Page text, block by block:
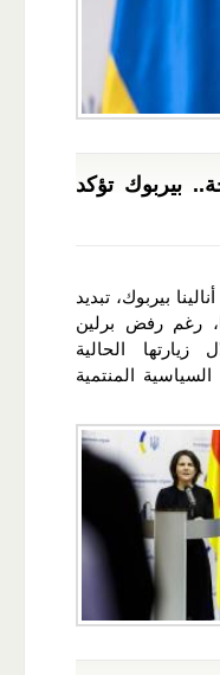
بيربوك تؤكد
بيربوك، تبديد
رغم رفض برلين
الحالية
المنتمية